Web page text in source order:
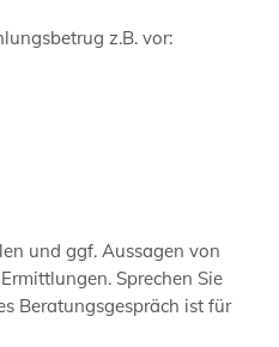
z.B. vor:
und ggf. Aussagen von
Sprechen Sie
Beratungsgespräch ist für